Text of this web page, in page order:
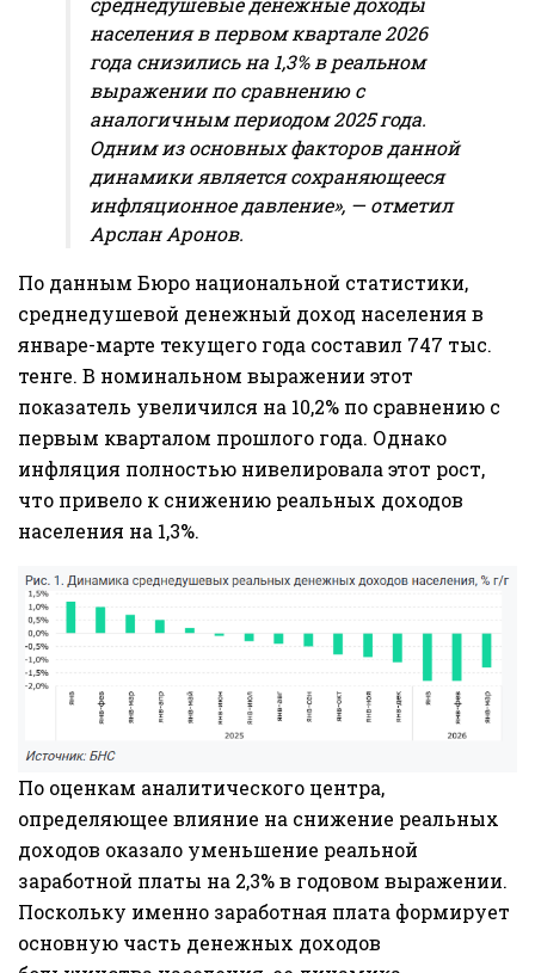
населения в первом квартале 2026
года снизились на 1,3% в реальном
выражении по сравнению с
аналогичным периодом 2025 года.
Одним из основных факторов данной
динамики является сохраняющееся
инфляционное давление», — отметил
Арслан Аронов.
По данным Бюро национальной статистики,
среднедушевой денежный доход населения в
январе-марте текущего года составил 747 тыс.
тенге. В номинальном выражении этот
показатель увеличился на 10,2% по сравнению с
первым кварталом прошлого года. Однако
инфляция полностью нивелировала этот рост,
что привело к снижению реальных доходов
населения на 1,3%.
По оценкам аналитического центра,
определяющее влияние на снижение реальных
доходов оказало уменьшение реальной
заработной платы на 2,3% в годовом выражении.
Поскольку именно заработная плата формирует
основную часть денежных доходов